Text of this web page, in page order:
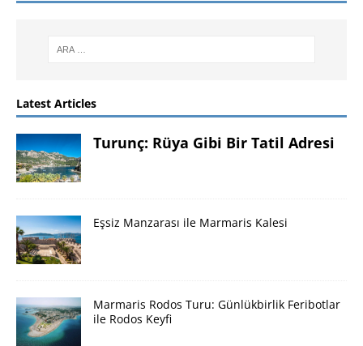
Latest Articles
Turunç: Rüya Gibi Bir Tatil Adresi
Eşsiz Manzarası ile Marmaris Kalesi
Marmaris Rodos Turu: Günlükbirlik Feribotlar
ile Rodos Keyfi